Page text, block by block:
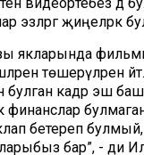
эзләргә җиңелрәк
якларында
төшерүләрен
кадәр эш
финанслар
бетереп булмый,
бар”, - ди